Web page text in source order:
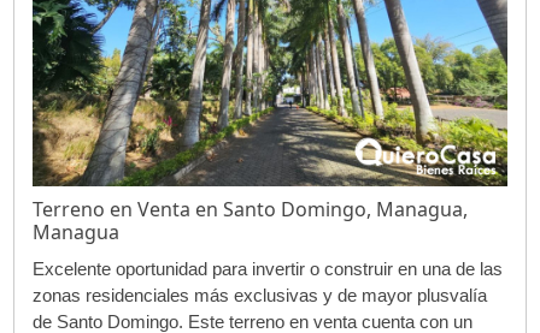
Terreno en Venta en Santo Domingo, Managua,
Managua
Excelente oportunidad para invertir o construir en una de las
zonas residenciales más exclusivas y de mayor plusvalía
de Santo Domingo. Este terreno en venta cuenta con un